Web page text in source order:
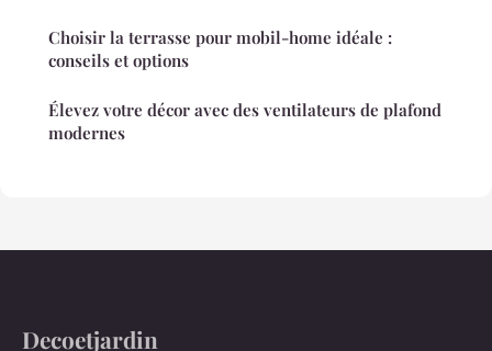
Choisir la terrasse pour mobil-home idéale :
conseils et options
Élevez votre décor avec des ventilateurs de plafond
modernes
Decoetjardin